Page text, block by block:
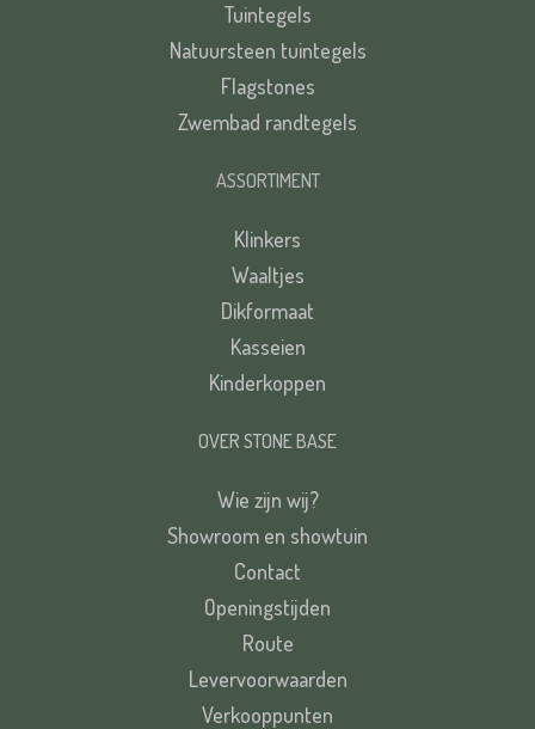
Tuintegels
Natuursteen tuintegels
Flagstones
Zwembad randtegels
ASSORTIMENT
Klinkers
Waaltjes
Dikformaat
Kasseien
Kinderkoppen
OVER STONE BASE
Wie zijn wij?
Showroom en showtuin
Contact
Openingstijden
Route
Levervoorwaarden
Verkooppunten